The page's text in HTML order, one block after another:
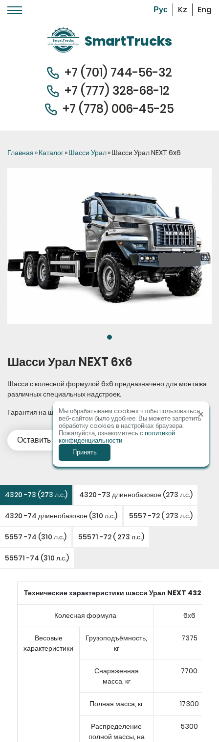
Перейти к основному содержанию
SmartTrucks
+7 (701) 744-56-32
+7 (777) 328-68-12
+7 (778) 006-45-25
Kz Eng
Вы здесь
Главная »Каталог»Шасси Урал»Шасси Урал NEXT 6x6
Шасси Урал NEXT 6x6
Шасси с колесной формулой 6х6 предназначено для монтажа
различных специальных надстроек.
Гарантия на шасси: 24 месяцев или 100 000 км
Оставить заявку
4320 -73 (273 л.с.) 4320 -73 длиннобазовое (273 л.с.)
4320 -74 длиннобазовое (310 л.с.) 5557 -72 ( 273 л.с.)
5557 -74 (310 л.с.) 55571 -72 ( 273 л.с.)
55571 -74 (310 л.с.)
Технические характеристики шасси Урал NEXT 4320-73
Колесная формула 6х6
Весовые
характеристики
Грузоподъёмность,
кг
7375
Снаряженная
масса, кг
7700
Полная масса, кг 17300
Распределение
полной массы, на
5300
Мы обрабатываем cookies чтобы пользоваться
веб-сайтом было удобнее. Вы можете запретить
обработку сookies в настройках браузера.
Пожалуйста, ознакомитесь с политикой
конфиденциальности
Принять